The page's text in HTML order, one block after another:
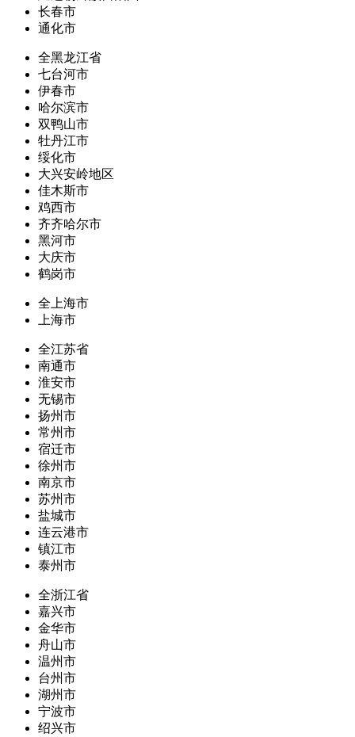
长春市
通化市
全黑龙江省
七台河市
伊春市
哈尔滨市
双鸭山市
牡丹江市
绥化市
大兴安岭地区
佳木斯市
鸡西市
齐齐哈尔市
黑河市
大庆市
鹤岗市
全上海市
上海市
全江苏省
南通市
淮安市
无锡市
扬州市
常州市
宿迁市
徐州市
南京市
苏州市
盐城市
连云港市
镇江市
泰州市
全浙江省
嘉兴市
金华市
舟山市
温州市
台州市
湖州市
宁波市
绍兴市